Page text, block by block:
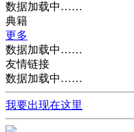
数据加载中……
典籍
更多
数据加载中……
友情链接
数据加载中……
我要出现在这里